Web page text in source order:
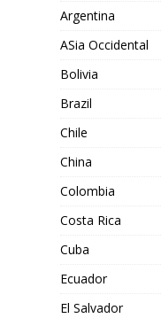
Argentina
ASia Occidental
Bolivia
Brazil
Chile
China
Colombia
Costa Rica
Cuba
Ecuador
El Salvador